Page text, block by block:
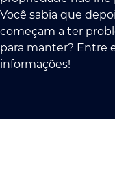
Você sabia que
começam a ter
para manter? Entre
informações!